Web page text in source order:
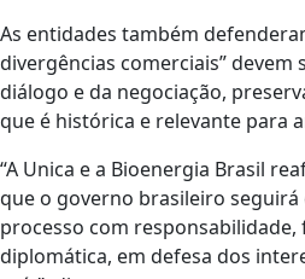
As entidades também
divergências comerciais”
diálogo e da negociação,
que é histórica e relevante para
“A Unica e a Bioenergia Brasil
que o governo brasileiro seguirá
processo com
diplomática, em defesa dos